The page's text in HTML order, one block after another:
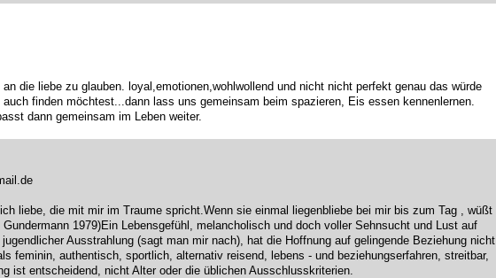
die liebe zu glauben. loyal,emotionen,wohlwollend und nicht nicht perfekt genau das würde
finden möchtest...dann lass uns gemeinsam beim spazieren, Eis essen kennenlernen.
dann gemeinsam im Leben weiter.
liebe, die mit mir im Traume spricht.Wenn sie einmal liegenbliebe bei mir bis zum Tag , wüßt
1979)Ein Lebensgefühl, melancholisch und doch voller Sehnsucht und Lust auf
Ausstrahlung (sagt man mir nach), hat die Hoffnung auf gelingende Beziehung nicht
feminin, authentisch, sportlich, alternativ reisend, lebens - und beziehungserfahren, streitbar,
ist entscheidend, nicht Alter oder die üblichen Ausschlusskriterien.